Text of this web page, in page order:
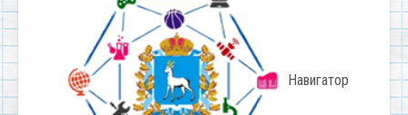
Навигатор